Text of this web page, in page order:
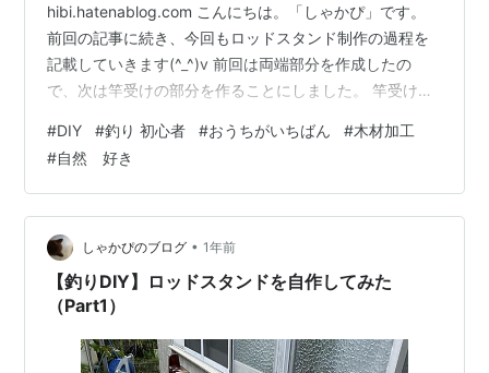
hibi.hatenablog.com こんにちは。「しゃかぴ」です。
前回の記事に続き、今回もロッドスタンド制作の過程を
記載していきます(^_^)v 前回は両端部分を作成したの
で、次は竿受けの部分を作ることにしました。 竿受けは
（竿受けの横幅は120cmにしました） 次に上下の竿受け
の部分が正しく組み合うように線を引く。 思ったんだけ
ど、この作業切る前にやれば良かった('ω') 竿受けの上部
分から着手することに。 そしてここで糸のこぎりの出
番。（初めて使ったけど、結構難しかった、、、） サ…
#DIY #釣り 初心者 #おうちがいちばん #木材加工
#自然 好き
しゃかぴのブログ • 1年前
【釣りDIY】ロッドスタンドを自作してみた
（Part1）